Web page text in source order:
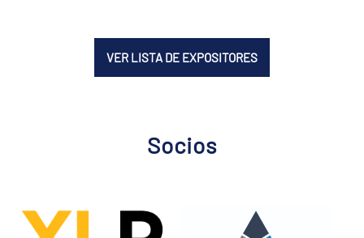
VER LISTA DE EXPOSITORES
Socios